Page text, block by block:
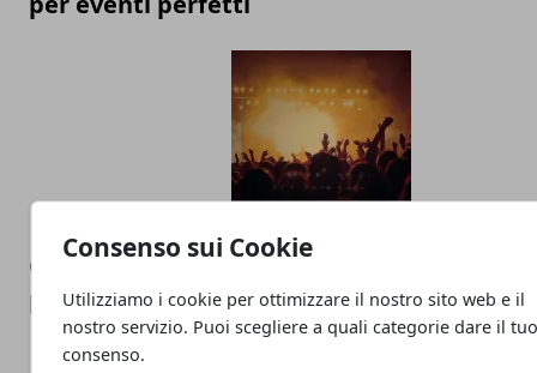
Consenso sui Cookie
Utilizziamo i cookie per ottimizzare il nostro sito web e il
nostro servizio. Puoi scegliere a quali categorie dare il tuo
consenso.
Come e perché affidarsi ad agenzie
propri allestimenti